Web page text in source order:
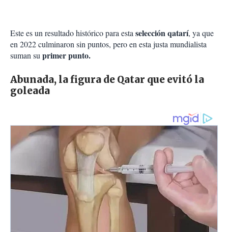
Este es un resultado histórico para estaselección qatarí, ya que
en 2022 culminaron sin puntos, pero en esta justa mundialista
suman suprimer punto.
Abunada, la figura de Qatar que evitó la
goleada